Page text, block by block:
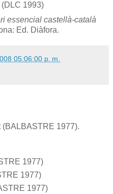
(DLC 1993)
essencial castellà-català
Ed. Diàfora.
05:06:00 p. m.
(BALBASTRE 1977).
1977)
1977)
1977)